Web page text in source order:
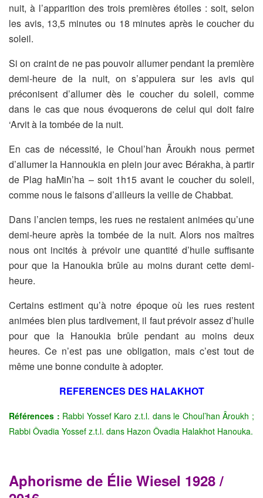
nuit, à l’apparition des trois premières étoiles : soit, selon
les avis, 13,5 minutes ou 18 minutes après le coucher du
soleil.
Si on craint de ne pas pouvoir allumer pendant la première
demi-heure de la nuit, on s’appuiera sur les avis qui
préconisent d’allumer dès le coucher du soleil, comme
dans le cas que nous évoquerons de celui qui doit faire
‘Arvit à la tombée de la nuit.
En cas de nécessité, le Choul’han Âroukh nous permet
d’allumer la Hannoukia en plein jour avec Bérakha, à partir
de Plag haMin’ha – soit 1h15 avant le coucher du soleil,
comme nous le faisons d’ailleurs la veille de Chabbat.
Dans l’ancien temps, les rues ne restaient animées qu’une
demi-heure après la tombée de la nuit. Alors nos maîtres
nous ont incités à prévoir une quantité d’huile suffisante
pour que la Hanoukia brûle au moins durant cette demi-
heure.
Certains estiment qu’à notre époque où les rues restent
animées bien plus tardivement, il faut prévoir assez d’huile
pour que la Hanoukia brûle pendant au moins deux
heures. Ce n’est pas une obligation, mais c’est tout de
même une bonne conduite à adopter.
REFERENCES DES HALAKHOT
Références : Rabbi Yossef Karo z.t.l. dans le Choul’han Âroukh ;
Rabbi Ôvadia Yossef z.t.l. dans Hazon Ôvadia Halakhot Hanouka.
Aphorisme de Élie Wiesel 1928 /